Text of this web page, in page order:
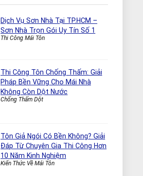
Dịch Vụ Sơn Nhà Tại TP.HCM –
Sơn Nhà Trọn Gói Uy Tín Số 1
Thi Công Mái Tôn
Thi Công Tôn Chống Thấm: Giải
Pháp Bền Vững Cho Mái Nhà
Không Còn Dột Nước
Chống Thấm Dột
Tôn Giả Ngói Có Bền Không? Giải
Đáp Từ Chuyên Gia Thi Công Hơn
10 Năm Kinh Nghiệm
Kiến Thức Về Mái Tôn